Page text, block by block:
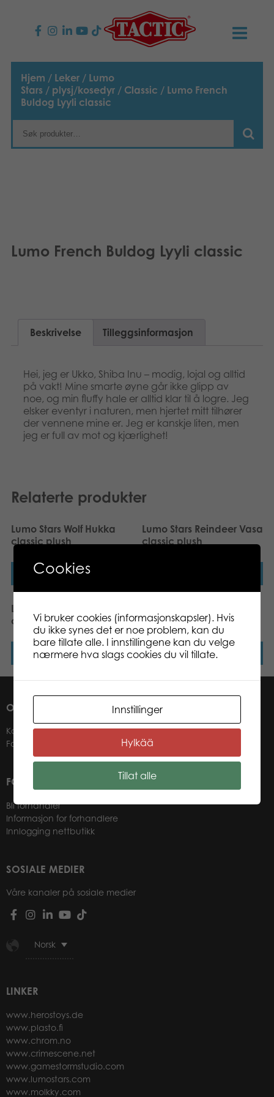
PRODUKTER
Barnespill
Familiespill
Leker
NYHETER
TACTIC
Media
English
Hjem / Leker / Lumo
Stars / plysj/kosedyr / Classic / Lumo French
Buldog Lyyli classic
Lumo French Buldog Lyyli classic
Beskrivelse Tilleggsinformasjon
Hei, jeg er Ukko, Shiba Inu – modig, lojal og alltid
på vakt! Mine smarte øyne går ikke glipp av
noe, og min fluffy hale er alltid klar til å logre. Jeg
elsker eventyr i naturen, men hjertet mitt tilhører
der vennene mine er. Jeg er kanskje liten, men
jeg er full av mot og kjærlighet!
Relaterte produkter
Lumo Stars Wolf Hukka
classic plush
Les mer
Lumo Stars Reindeer Vasa
classic plush
Lumo Stars Fox Repo
classic plush
Les mer
classic plush
Les mer
OM OSS
Kontakter
Forhandlere
FOR VÅRE KUNDER
Bli forhandler
Informasjon for forhandlere
Innlogging nettbutikk
SOSIALE MEDIER
Våre kanaler på sosiale medier
Norsk
LINKER
www.herostoys.de
www.plasto.fi
www.chrom.no
www.crimescene.net
www.gamestormstudio.com
www.lumostars.com
www.molkky.com
Cookies
Vi bruker cookies (informasjonskapsler). Hvis
du ikke synes det er noe problem, kan du
bare tillate alle. I innstillingene kan du velge
nærmere hva slags cookies du vil tillate.
Innstillinger
Hylkää
Tillat alle